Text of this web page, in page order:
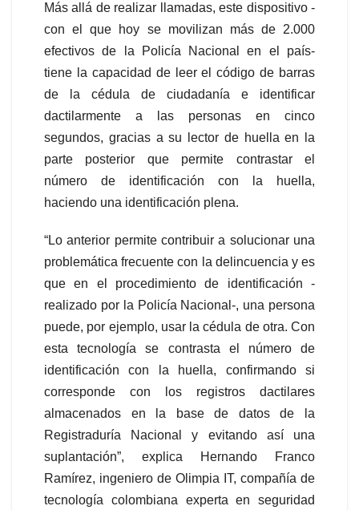
Más allá de realizar llamadas, este dispositivo -
con el que hoy se movilizan más de 2.000
efectivos de la Policía Nacional en el país-
tiene la capacidad de leer el código de barras
de la cédula de ciudadanía e identificar
dactilarmente a las personas en cinco
segundos, gracias a su lector de huella en la
parte posterior que permite contrastar el
número de identificación con la huella,
haciendo una identificación plena.
“Lo anterior permite contribuir a solucionar una
problemática frecuente con la delincuencia y es
que en el procedimiento de identificación -
realizado por la Policía Nacional-, una persona
puede, por ejemplo, usar la cédula de otra. Con
esta tecnología se contrasta el número de
identificación con la huella, confirmando si
corresponde con los registros dactilares
almacenados en la base de datos de la
Registraduría Nacional y evitando así una
suplantación”, explica Hernando Franco
Ramírez, ingeniero de Olimpia IT, compañía de
tecnología colombiana experta en seguridad